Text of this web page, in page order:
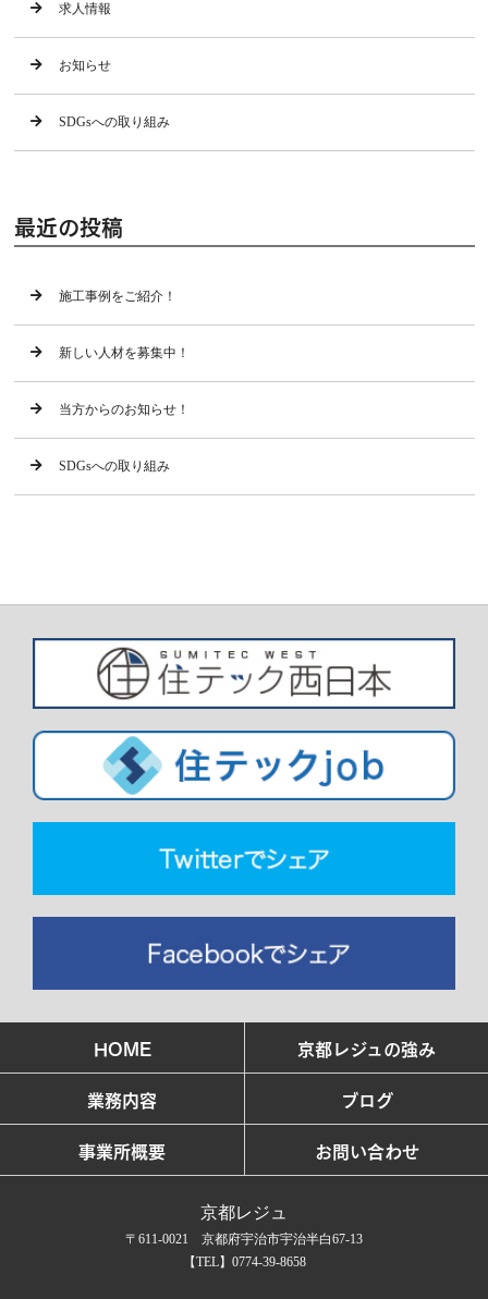
求人情報
お知らせ
SDGsへの取り組み
最近の投稿
施工事例をご紹介！
新しい人材を募集中！
当方からのお知らせ！
SDGsへの取り組み
HOME
京都レジュの強み
業務内容
ブログ
事業所概要
お問い合わせ
京都レジュ
〒611-0021 京都府宇治市宇治半白67-13
【TEL】0774-39-8658